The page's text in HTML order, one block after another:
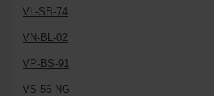
VL-SB-74
VN-BL-02
VP-BS-91
VS-56-NG